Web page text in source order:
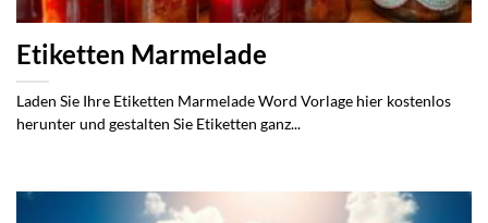
Etiketten Marmelade
Laden Sie Ihre Etiketten Marmelade Word Vorlage hier kostenlos
herunter und gestalten Sie Etiketten ganz...